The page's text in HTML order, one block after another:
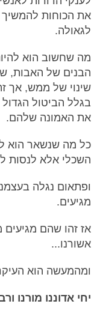
את הכוחות
לגאולה.
מה שחשוב הוא
הבנים של האבות,
שינוי של ממש, אך
בגלל הביטול
את האמונה שלהם.
כל מה שנשאר הוא
השכלי אלא לנסות
ופתאום נגלה
מגיעים.
אז זהו שהם מגיעים
אשורנו...
ומהמעשה הוא
יחי אדוננו מורנו